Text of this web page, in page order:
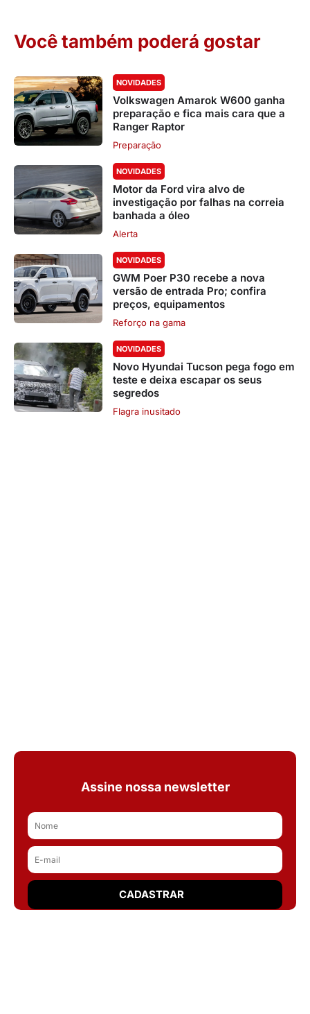
Você também poderá gostar
NOVIDADES
Volkswagen Amarok W600 ganha
preparação e fica mais cara que a
Ranger Raptor
Preparação
NOVIDADES
Motor da Ford vira alvo de
investigação por falhas na correia
banhada a óleo
Alerta
NOVIDADES
GWM Poer P30 recebe a nova
versão de entrada Pro; confira
preços, equipamentos
Reforço na gama
NOVIDADES
Novo Hyundai Tucson pega fogo em
teste e deixa escapar os seus
segredos
Flagra inusitado
Assine nossa newsletter